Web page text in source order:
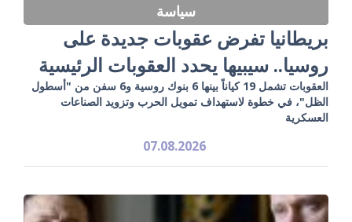
سياسة
بريطانيا تفرض عقوبات جديدة على
روسيا.. سيبيها يحدد العقوبات الرئيسية
العقوبات تشمل 19 كياناً بينها 6 بنوك روسية و6 سفن من "أسطول
الظل"، في خطوة لاستهداف تمويل الحرب وتزويد الصناعات
العسكرية
07.08.2026